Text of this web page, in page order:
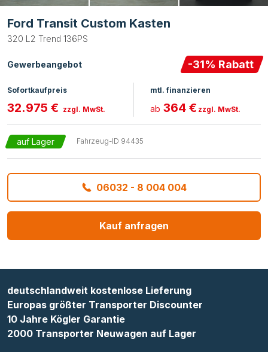
Ford Transit Custom Kasten
320 L2 Trend 136PS
Gewerbeangebot -31% Rabatt
Sofortkaufpreis
32.975 € zzgl. MwSt.
mtl. finanzieren
ab 364 € zzgl. MwSt.
auf Lager Fahrzeug-ID 94435
06032 - 8 004 004
Kauf anfragen
deutschlandweit kostenlose Lieferung
Europas größter Transporter Discounter
10 Jahre Kögler Garantie
2000 Transporter Neuwagen auf Lager